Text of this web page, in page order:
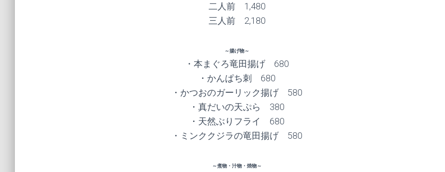
二人前 1,480
三人前 2,180
～揚げ物～
・本まぐろ竜田揚げ 680
・かんぱち刺 680
・かつおのガーリック揚げ 580
・真だいの天ぷら 380
・天然ぶりフライ 680
・ミンククジラの竜田揚げ 580
～煮物・汁物・焼物～